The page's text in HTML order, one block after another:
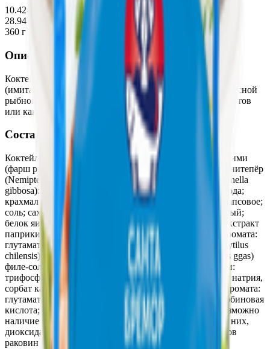
10.42BYN
BYN
28.94 руб/кг
360 г
Описание
Коктейль из морепродуктов "Морской" с креветками
(имитация) в масле разнообразит праздничный стол вкусной
рыбной закуской. Используется для приготовления салатов
или как самостоятельная закуска.
Состав
Коктейль (креветки (имитация, пастеризованные) (сурими
(фарш рыбный из зоологических видов рыб: красный нитепёр
(Nemipterus japonicus), желтополосая сардинелла (Sardinella
gibbosa): влагоудерживающий агент: полифосфаты); вода;
крахмал пшеничный; крахмал картофельный; масло рапсовое;
соль; сахар; загуститель: дикрахмалфосфат, белок соевый;
белок яичный; ароматизаторы; красители: кармины, экстракт
паприки капсантин, капсорубин; усилитель вкуса и аромата:
глутамат натрия 1-замещенным; мидии чилийские (Mytilus
chilensis) мясо отварные; кальмар гигантский (Dosidius ggas)
филе-соломка отварной; соль; регуляторы кислотности:
трифосфаты. лимонная кислота; консерванты: бензоат натрия,
сорбат калия, сорбиновая кислота усилитель вкуса и аромата:
глутамат натрия 1-замещенный; антиокислитель аскорбиновая
кислота; подсластитель: сахарин); масло рапсовое. Возможно
наличие следов ракообразных, молока и продуктов из них,
диоксида серы и сульфита. Возможно наличие осколков
раковин мидий.